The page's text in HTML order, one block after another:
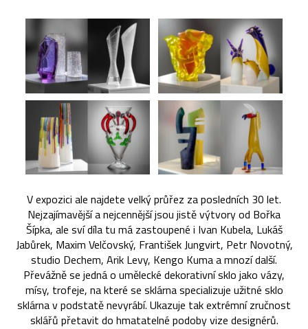
V expozici ale najdete velký průřez za posledních 30 let.
Nejzajímavější a nejcennější jsou jistě výtvory od Bořka
Šípka, ale sví díla tu má zastoupené i Ivan Kubela, Lukáš
Jabůrek, Maxim Velčovský, František Jungvirt, Petr Novotný,
studio Dechem, Arik Levy, Kengo Kuma a mnozí další.
Převážně se jedná o umělecké dekorativní sklo jako vázy,
mísy, trofeje, na které se sklárna specializuje užitné sklo
sklárna v podstatě nevyrábí. Ukazuje tak extrémní zručnost
sklářů přetavit do hmatatelné podoby vize designérů.